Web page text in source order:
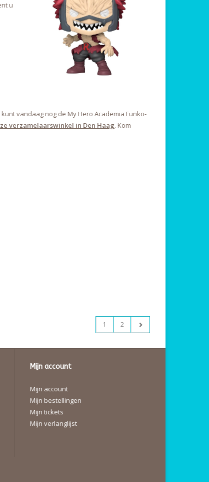
u
kunt vandaag nog de My Hero Academia Funko-
verzamelaarswinkel in Den Haag. Kom
1 2
Mijn account
Mijn account
Mijn bestellingen
Mijn tickets
Mijn verlanglijst